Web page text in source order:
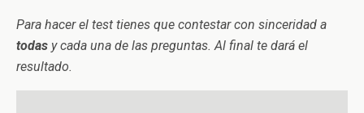
Para hacer el test tienes que contestar con sinceridad a
todas y cada una de las preguntas. Al final te dará el
resultado.